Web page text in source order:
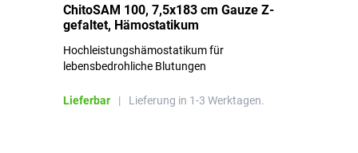
ChitoSAM 100, 7,5x183 cm Gauze Z-
gefaltet, Hämostatikum
Hochleistungshämostatikum für
lebensbedrohliche Blutungen
Lieferbar | Lieferung in 1-3 Werktagen.